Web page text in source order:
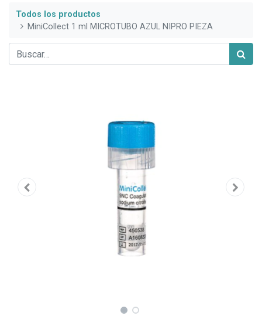
Todos los productos
MiniCollect 1 ml MICROTUBO AZUL NIPRO PIEZA